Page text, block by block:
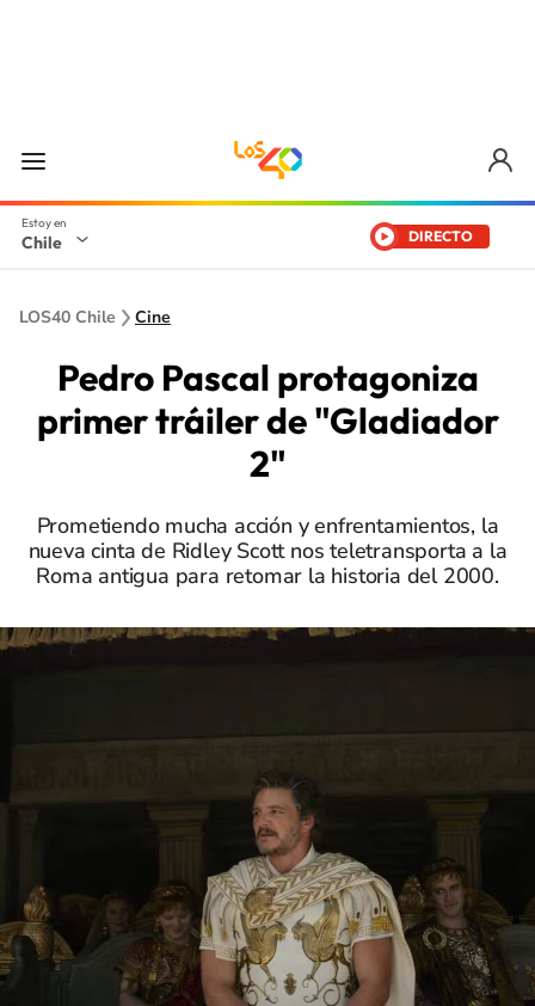
Chile DIRECTO
LOS40 Chile Cine
Pedro Pascal protagoniza
primer tráiler de "Gladiador
2"
Prometiendo mucha acción y enfrentamientos, la
nueva cinta de Ridley Scott nos teletransporta a la
Roma antigua para retomar la historia del 2000.